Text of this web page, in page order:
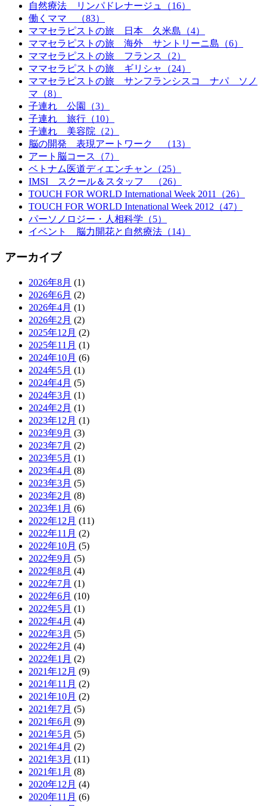
自然療法 リンパドレナージュ（16）
働くママ （83）
ママセラピストの旅 日本 久米島（4）
ママセラピストの旅 海外 サントリーニ島（6）
ママセラピストの旅 フランス（2）
ママセラピストの旅 ギリシャ（24）
ママセラピストの旅 サンフランシスコ ナパ ソノ
マ（8）
子連れ 公園（3）
子連れ 旅行（10）
子連れ 美容院（2）
脳の開発 表現アートワーク （13）
アート脳コース（7）
ベトナム医道ディエンチャン（25）
IMSI スクール＆スタッフ （26）
TOUCH FOR WORLD International Week 2011（26）
TOUCH FOR WORLD Intenational Week 2012（47）
パーソノロジー・人相科学（5）
イベント 脳力開花と自然療法（14）
アーカイブ
2026年8月 (1)
2026年6月 (2)
2026年4月 (1)
2026年2月 (2)
2025年12月 (2)
2025年11月 (1)
2024年10月 (6)
2024年5月 (1)
2024年4月 (5)
2024年3月 (1)
2024年2月 (1)
2023年12月 (1)
2023年9月 (3)
2023年7月 (2)
2023年5月 (1)
2023年4月 (8)
2023年3月 (5)
2023年2月 (8)
2023年1月 (6)
2022年12月 (11)
2022年11月 (2)
2022年10月 (5)
2022年9月 (5)
2022年8月 (4)
2022年7月 (1)
2022年6月 (10)
2022年5月 (1)
2022年4月 (4)
2022年3月 (5)
2022年2月 (4)
2022年1月 (2)
2021年12月 (9)
2021年11月 (2)
2021年10月 (2)
2021年7月 (5)
2021年6月 (9)
2021年5月 (5)
2021年4月 (2)
2021年3月 (11)
2021年1月 (8)
2020年12月 (4)
2020年11月 (6)